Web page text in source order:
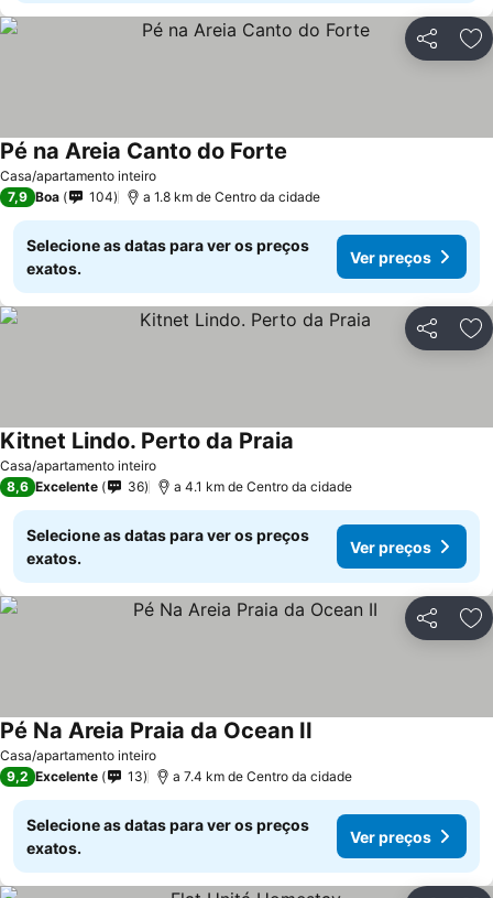
Partilhar
Casa/apartamento inteiro
Pé na Areia Canto do Forte
7,9 Boa 104 a 1.8 km de Centro da cidade
Selecione as datas para ver os preços
exatos.
Ver preços
Partilhar
Casa/apartamento inteiro
Kitnet Lindo. Perto da Praia
8,6 Excelente 36 a 4.1 km de Centro da cidade
Selecione as datas para ver os preços
exatos.
Ver preços
Partilhar
Casa/apartamento inteiro
Pé Na Areia Praia da Ocean II
9,2 Excelente 13 a 7.4 km de Centro da cidade
Selecione as datas para ver os preços
exatos.
Ver preços